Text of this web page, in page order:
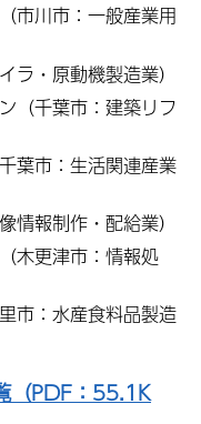
市川市：一般産業用
ラ・原動機製造業）
（千葉市：建築リフ
葉市：生活関連産業
情報制作・配給業）
木更津市：情報処
市：水産食料品製造
（PDF：55.1K